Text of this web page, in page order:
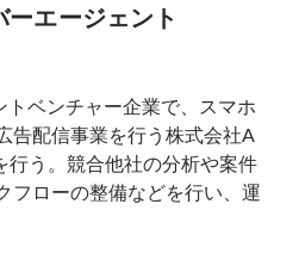
エージェント
トベンチャー企業で、スマホ
告配信事業を行う株式会社A
行う。競合他社の分析や案件
フローの整備などを行い、運